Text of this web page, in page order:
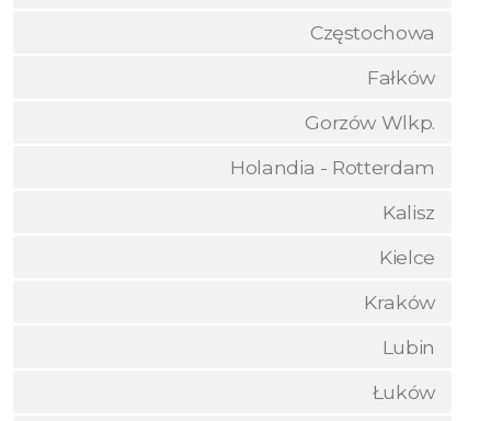
Częstochowa
Fałków
Gorzów Wlkp.
Holandia - Rotterdam
Kalisz
Kielce
Kraków
Lubin
Łuków